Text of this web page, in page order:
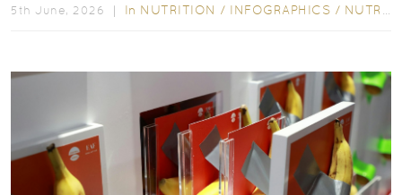
狀...
5th June, 2026 ｜ In NUTRITION / INFOGRAPHICS / NUTRITION